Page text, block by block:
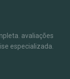
avaliações
especializada.